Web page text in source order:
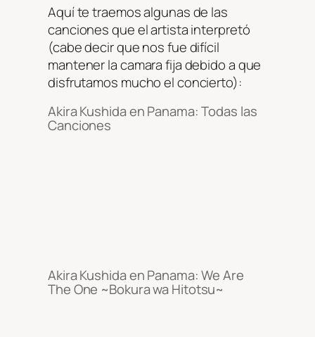
Aquí te traemos algunas de las
canciones que el artista interpretó
(cabe decir que nos fue difícil
mantener la camara fija debido a que
disfrutamos mucho el concierto):
Akira Kushida en Panama: Todas las
Canciones
Akira Kushida en Panama: We Are
The One ~Bokura wa Hitotsu~